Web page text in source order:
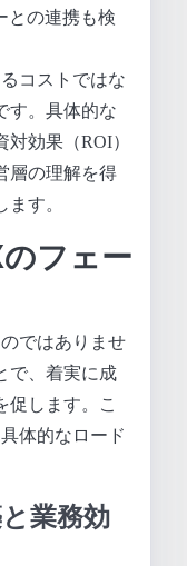
との連携も検
コストではな
す。具体的な
効果（ROI）
層の理解を得
す。
フェー
ではありませ
で、着実に成
促します。こ
体的なロード
業務効